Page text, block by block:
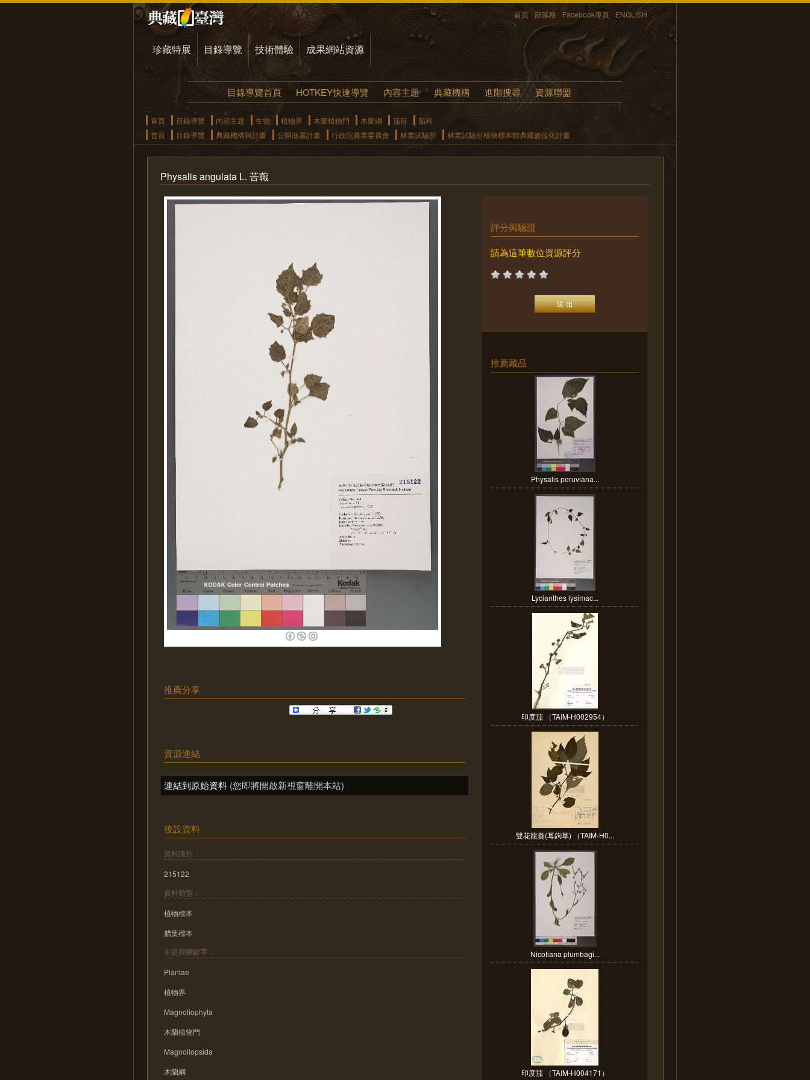
首頁 部落格 Facebook專頁 ENGLISH
珍藏特展 目錄導覽 技術體驗 成果網站資源
目錄導覽首頁 HOTKEY快速導覽 內容主題 典藏機構 進階搜尋 資源聯盟
首頁 目錄導覽 內容主題 生物 植物界 木蘭植物門 木蘭綱 茄目
茄科
首頁
目錄導覽 典藏機構與計畫 公開徵選計畫 行政院農業委員會 林業試驗所 林業試驗所植物標本館典藏數位化計畫
Physalis angulata L. 苦蘵
推薦分享
資源連結
連結到原始資料 (您即將開啟新視窗離開本站)
後設資料
資料識別：
215122
資料類型：
植物標本
腊葉標本
主題與關鍵字：
Plantae
植物界
Magnoliophyta
木蘭植物門
Magnoliopsida
木蘭綱
評分與驗證
請為這筆數位資源評分
推薦藏品
Physalis peruviana...
Lycianthes lysimac...
印度茄 （TAIM-H002954）
雙花龍葵(耳鉤草) （TAIM-H0...
Nicotiana plumbagi...
印度茄 （TAIM-H004171）